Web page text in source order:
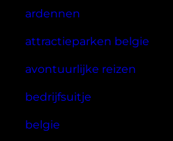
ardennen
attractieparken belgie
avontuurlijke reizen
bedrijfsuitje
belgie